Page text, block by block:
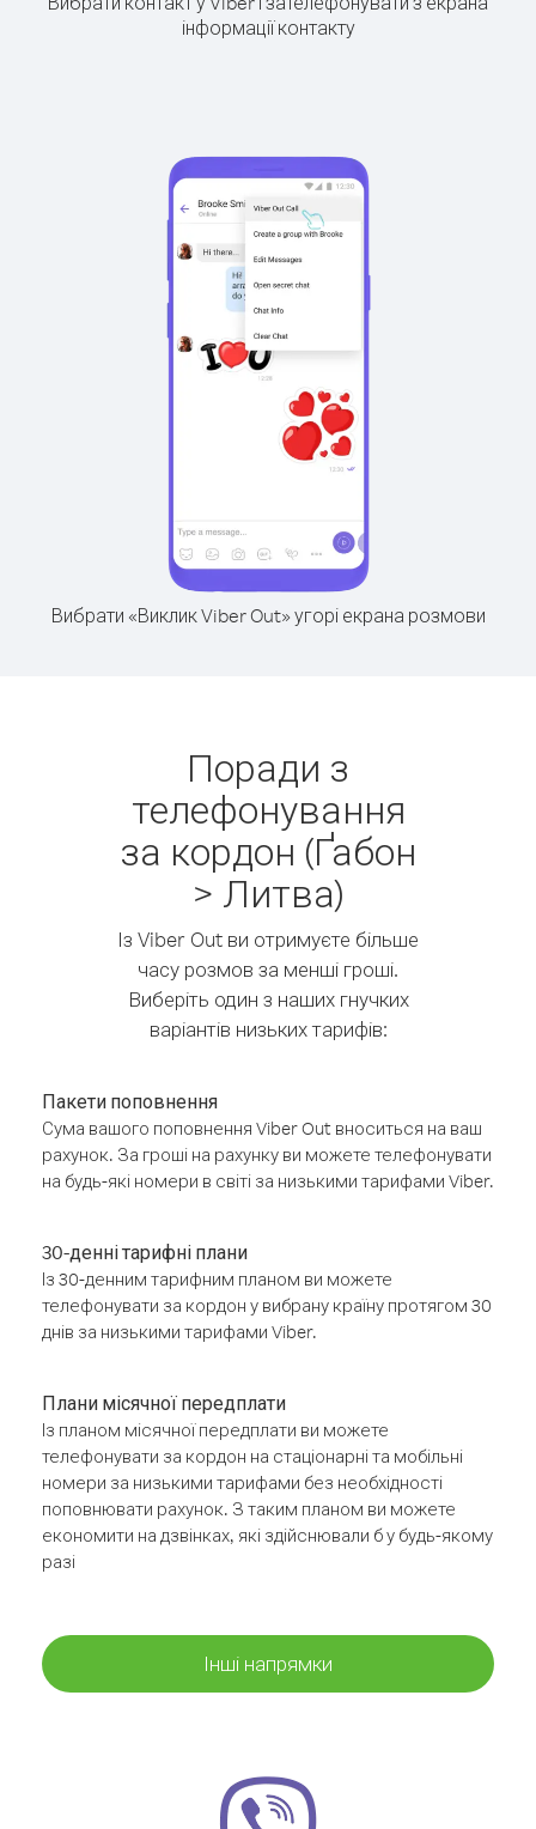
інформації контакту
Вибрати «Виклик Viber Out» угорі екрана розмови
Поради з
телефонування
за кордон (Ґабон
> Литва)
Із Viber Out ви отримуєте більше
часу розмов за менші гроші.
Виберіть один з наших гнучких
варіантів низьких тарифів:
Пакети поповнення
Сума вашого поповнення Viber Out вноситься на ваш
рахунок. За гроші на рахунку ви можете телефонувати
на будь-які номери в світі за низькими тарифами Viber.
30-денні тарифні плани
Із 30-денним тарифним планом ви можете
телефонувати за кордон у вибрану країну протягом 30
днів за низькими тарифами Viber.
Плани місячної передплати
Із планом місячної передплати ви можете
телефонувати за кордон на стаціонарні та мобільні
номери за низькими тарифами без необхідності
поповнювати рахунок. З таким планом ви можете
економити на дзвінках, які здійснювали б у будь-якому
разі
Інші напрямки